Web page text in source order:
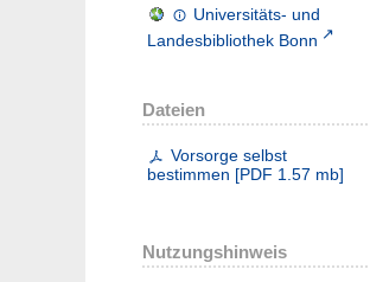
Universitäts- und
Landesbibliothek Bonn
Dateien
Vorsorge selbst
bestimmen [PDF 1.57 mb]
Nutzungshinweis